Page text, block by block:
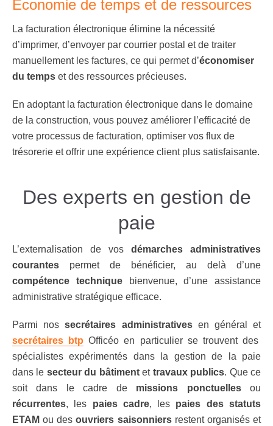
Économie de temps et de ressources
La facturation électronique élimine la nécessité
d’imprimer, d’envoyer par courrier postal et de traiter
manuellement les factures, ce qui permet d’économiser
du temps et des ressources précieuses.
En adoptant la facturation électronique dans le domaine
de la construction, vous pouvez améliorer l’efficacité de
votre processus de facturation, optimiser vos flux de
trésorerie et offrir une expérience client plus satisfaisante.
Des experts en gestion de
paie
L’externalisation de vos démarches administratives
courantes permet de bénéficier, au delà d’une
compétence techniquebienvenue, d’une assistance
administrative stratégique efficace.
Parmi nossecrétaires administrativesen général et
secrétaires btp Officéo en particulier se trouvent des
spécialistes expérimentés dans la gestion de la paie
dans le secteur du bâtimentet travaux publics. Que ce
soit dans le cadre de missions ponctuellesou
récurrentes, les paies cadre, les paies des statuts
ETAM ou desouvriers saisonniersrestent organisés et